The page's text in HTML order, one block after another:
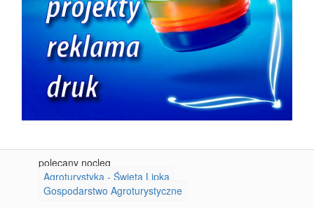
polecany nocleg
Agroturystyka - Święta Lipka
Gospodarstwo Agroturystyczne